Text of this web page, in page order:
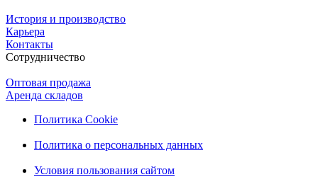
История и производство
Карьера
Контакты
Сотрудничество
Оптовая продажа
Аренда складов
Политика Cookie
Политика о персональных данных
Условия пользования сайтом